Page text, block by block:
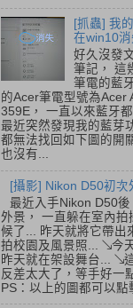
[抓蟲] 我
在win10消
好久沒發
筆記， 這
筆電的藍
的Acer筆電型號為Acer
359E， 一直以來藍牙
最近突然發現我的藍芽
都無法找回如下圖的開
也沒有...
[攝影] Nikon D50初次
最近入手Nikon D50
外景， 一直躲在室內拍
候了... 昨天就將它帶出
拍校園及風景照... ↘今
昨天就在架設舞台... ↘
反差太大了，等手好一
PS：以上的圖都可以點